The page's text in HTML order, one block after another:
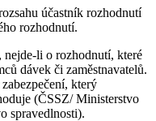
účastník rozhodnutí
rozhodnutí.
nejde-li o rozhodnutí, které
dávek či zaměstnavatelů.
který
(ČSSZ/ Ministerstvo
spravedlnosti).